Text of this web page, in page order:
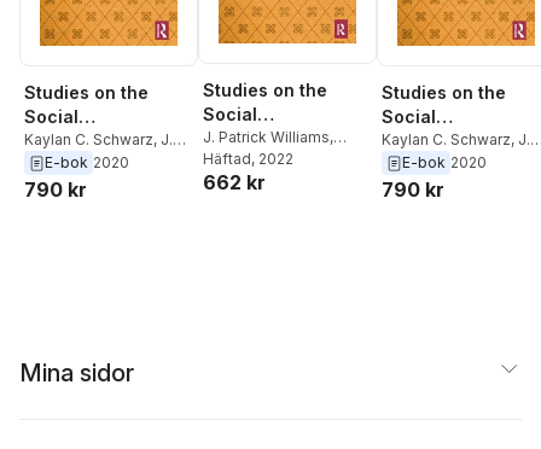
Studies on the
Social
Construction of
Identity and
Authenticity
Kaylan C. Schwarz, J.
Patrick Williams
E-bok 2020
790 kr
Studies on the
Social
Construction of
Identity and
Authenticity
J. Patrick Williams,
Kaylan C. Schwarz
Häftad, 2022
662 kr
Studies on the
Social
Construction of
Identity and
Authenticity
Kaylan C. Schwarz, J.
Patrick Williams
E-bok 2020
790 kr
Mina sidor